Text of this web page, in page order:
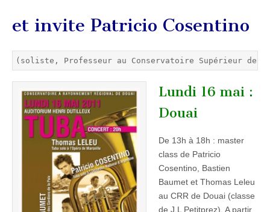
et invite Patricio Cosentino
(soliste, Professeur au Conservatoire Supérieur de
Lundi 16 mai :
Douai
De 13h à 18h : master
class de Patricio
Cosentino, Bastien
Baumet et Thomas Leleu
au CRR de Douai (classe
de J.L Petitprez). A partir